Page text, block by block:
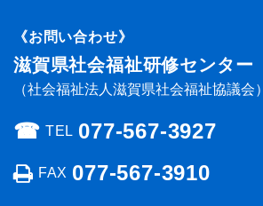
《お問い合わせ》
滋賀県社会福祉研修センター
（社会福祉法人滋賀県社会福祉協議会）
☎︎ TEL 077-567-3927
FAX 077-567-3910